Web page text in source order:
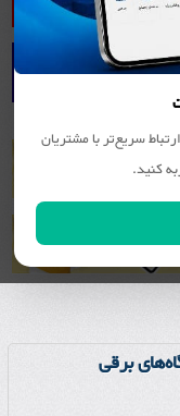
سریع‌تر با مشتریان
کنید.
برقی